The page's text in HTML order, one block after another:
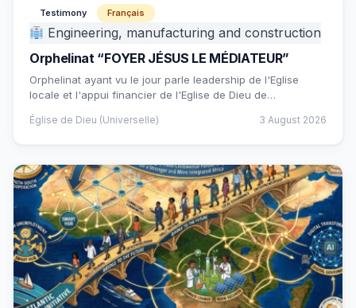
Testimony Français
Engineering, manufacturing and construction
Orphelinat “FOYER JÉSUS LE MÉDIATEUR”
Orphelinat ayant vu le jour parle leadership de l'Eglise
locale et l'appui financier de l'Eglise de Dieu de…
Église de Dieu (Universelle) 3 August 2026